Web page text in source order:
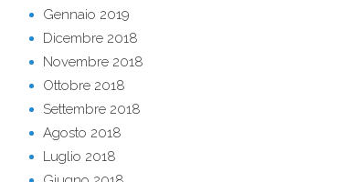
Gennaio 2019
Dicembre 2018
Novembre 2018
Ottobre 2018
Settembre 2018
Agosto 2018
Luglio 2018